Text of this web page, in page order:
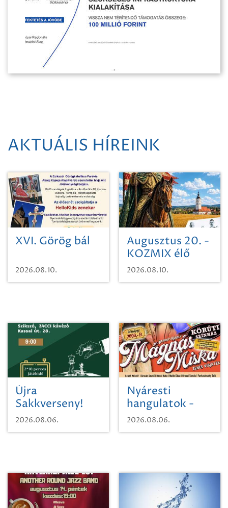
AKTUÁLIS HÍREINK
XVI. Görög bál
2026.08.10.
Augusztus 20. -
KOZMIX élő
koncert
2026.08.10.
Újra
Sakkverseny!
2026.08.06.
Nyáresti
hangulatok -
Mágnás Miska
2026.08.06.